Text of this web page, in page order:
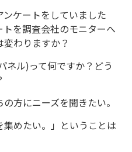
ケートをしていました
を調査会社のモニターへ
わりますか？
ネル)って何ですか？どう
方にニーズを聞きたい。
集めたい。」ということは